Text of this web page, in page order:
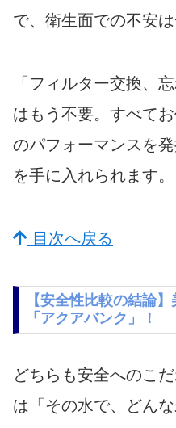
で、衛生面での不安は
「フィルター交換、
はもう不要。すべて
のパフォーマンスを
を手に入れられます。
目次へ戻る
【安全性比較の結論
「アクアバンク」！
どちらも安全へのこ
は「その水で、どん